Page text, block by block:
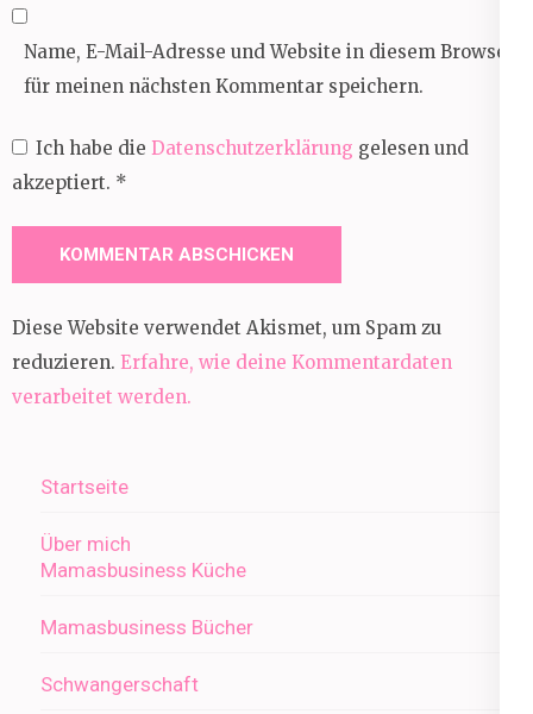
Name, E-Mail-Adresse und Website in diesem Browser
für meinen nächsten Kommentar speichern.
Ich habe die Datenschutzerklärung gelesen und
akzeptiert. *
Diese Website verwendet Akismet, um Spam zu
reduzieren. Erfahre, wie deine Kommentardaten
verarbeitet werden.
Startseite
Über mich
Mamasbusiness Küche
Mamasbusiness Bücher
Schwangerschaft